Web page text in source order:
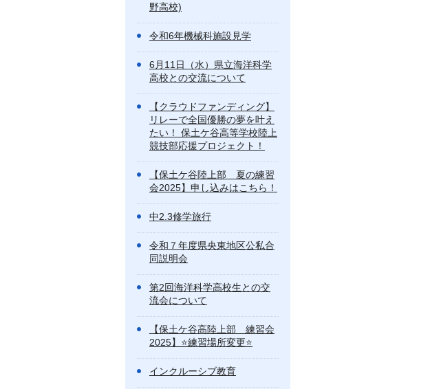
野高校)
令和6年機械科施設見学
6月11日（水）県立海洋科学
高校との交流について
【クラウドファンディング】
リレーで全国優勝の夢を叶え
たい！ 保土ケ谷高等学校陸上
競技部応援プロジェクト！
【保土ケ谷陸上部 夏の練習
会2025】申し込みはこちら！
中2.3修学旅行
令和７年度県央東地区公私合
同説明会
第2回海洋科学高校生との交
流会について
【保土ケ谷高陸上部 練習会
2025】⭐️練習場所変更⭐️
インクルーシブ教育